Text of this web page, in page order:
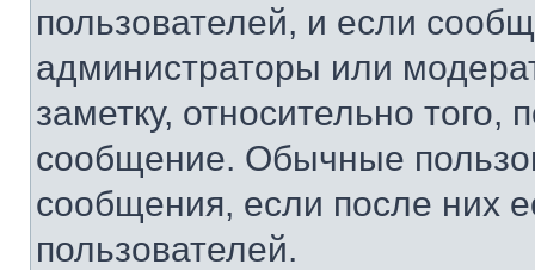
пользователей, и если
администраторы или
заметку, относительно
сообщение. Обычные
сообщения, если после них
пользователей.